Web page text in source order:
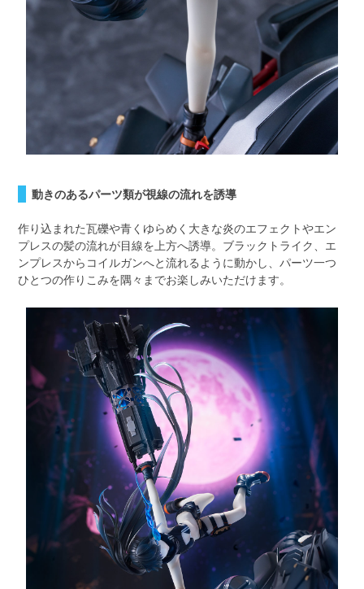
動きのあるパーツ類が視線の流れを誘導
作り込まれた瓦礫や青くゆらめく大きな炎のエフェクトやエン
プレスの髪の流れが目線を上方へ誘導。ブラックトライク、エ
ンプレスからコイルガンへと流れるように動かし、パーツ一つ
ひとつの作りこみを隅々までお楽しみいただけます。